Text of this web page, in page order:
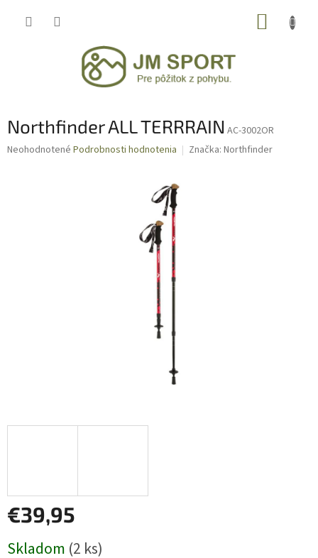
Northfinder ALL TERRRAIN AC-3002OR
Priemerné
Neohodnotené Podrobnosti hodnotenia Značka: Northfinder
€39,95
cena:
Skladom (2 ks)